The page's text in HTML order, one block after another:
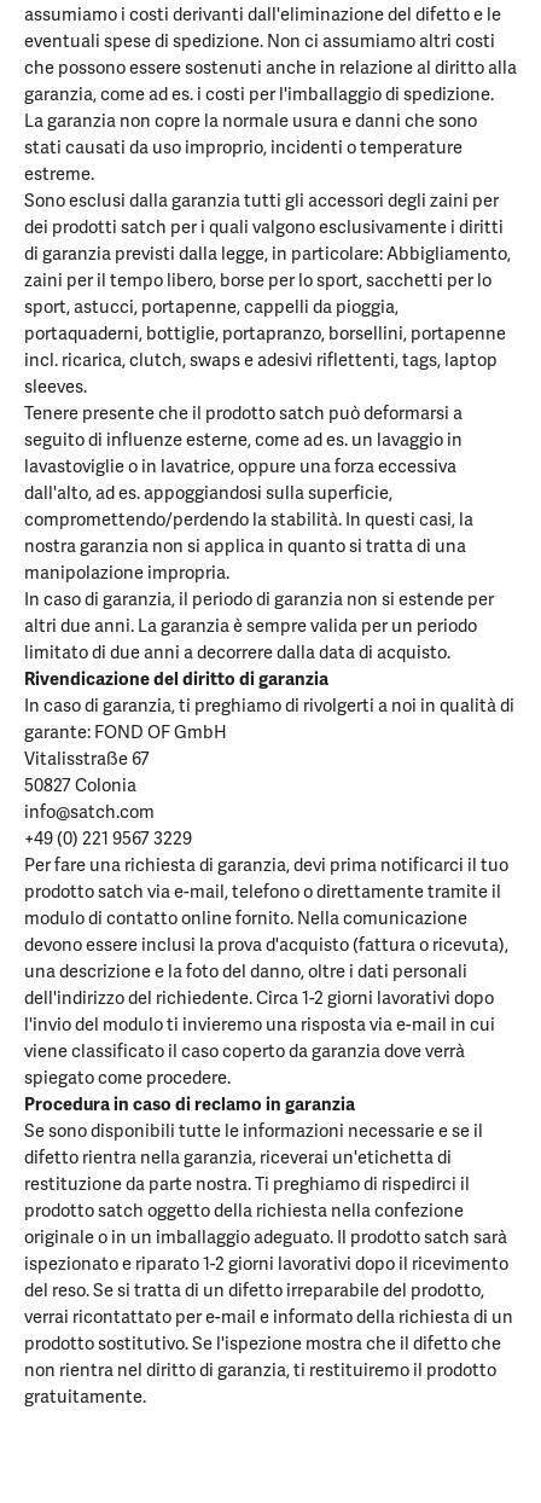
assumiamo i costi derivanti dall'eliminazione del difetto e le
eventuali spese di spedizione. Non ci assumiamo altri costi
che possono essere sostenuti anche in relazione al diritto alla
garanzia, come ad es. i costi per l'imballaggio di spedizione.
La garanzia non copre la normale usura e danni che sono
stati causati da uso improprio, incidenti o temperature
estreme.
Sono esclusi dalla garanzia tutti gli accessori degli zaini per
dei prodotti satch per i quali valgono esclusivamente i diritti
di garanzia previsti dalla legge, in particolare: Abbigliamento,
zaini per il tempo libero, borse per lo sport, sacchetti per lo
sport, astucci, portapenne, cappelli da pioggia,
portaquaderni, bottiglie, portapranzo, borsellini, portapenne
incl. ricarica, clutch, swaps e adesivi riflettenti, tags, laptop
sleeves.
Tenere presente che il prodotto satch può deformarsi a
seguito di influenze esterne, come ad es. un lavaggio in
lavastoviglie o in lavatrice, oppure una forza eccessiva
dall'alto, ad es. appoggiandosi sulla superficie,
compromettendo/perdendo la stabilità. In questi casi, la
nostra garanzia non si applica in quanto si tratta di una
manipolazione impropria.
In caso di garanzia, il periodo di garanzia non si estende per
altri due anni. La garanzia è sempre valida per un periodo
limitato di due anni a decorrere dalla data di acquisto.
Rivendicazione del diritto di garanzia
In caso di garanzia, ti preghiamo di rivolgerti a noi in qualità di
garante: FOND OF GmbH
Vitalisstraße 67
50827 Colonia
info@satch.com
+49 (0) 221 9567 3229
Per fare una richiesta di garanzia, devi prima notificarci il tuo
prodotto satch via e-mail, telefono o direttamente tramite il
modulo di contatto online fornito. Nella comunicazione
devono essere inclusi la prova d'acquisto (fattura o ricevuta),
una descrizione e la foto del danno, oltre i dati personali
dell'indirizzo del richiedente. Circa 1-2 giorni lavorativi dopo
l'invio del modulo ti invieremo una risposta via e-mail in cui
viene classificato il caso coperto da garanzia dove verrà
spiegato come procedere.
Procedura in caso di reclamo in garanzia
Se sono disponibili tutte le informazioni necessarie e se il
difetto rientra nella garanzia, riceverai un'etichetta di
restituzione da parte nostra. Ti preghiamo di rispedirci il
prodotto satch oggetto della richiesta nella confezione
originale o in un imballaggio adeguato. Il prodotto satch sarà
ispezionato e riparato 1-2 giorni lavorativi dopo il ricevimento
del reso. Se si tratta di un difetto irreparabile del prodotto,
verrai ricontattato per e-mail e informato della richiesta di un
prodotto sostitutivo. Se l'ispezione mostra che il difetto che
non rientra nel diritto di garanzia, ti restituiremo il prodotto
gratuitamente.